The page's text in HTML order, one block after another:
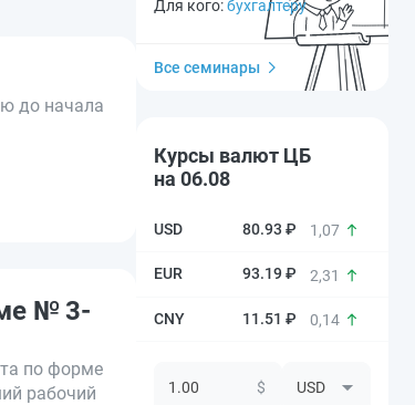
до начала
№ 3-
по форме
рабочий
Для кого:бухгалтеру
Все семинары
Курсы валют ЦБ
на 06.08
80.93 ₽ 1,07
93.19 ₽ 2,31
11.51 ₽ 0,14
$